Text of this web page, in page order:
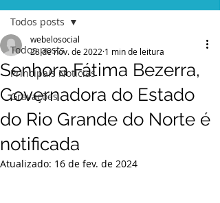
Todos posts
Principais Notícias
Gravações
Todos posts
Senhora Fátima Bezerra,
Governadora do Estado
do Rio Grande do Norte é
notificada
webelosocial
28 de nov. de 2022 1 min de leitura
Atualizado: 16 de fev. de 2024